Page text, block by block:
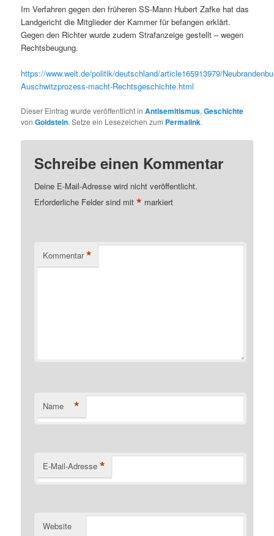
Im Verfahren gegen den früheren SS-Mann Hubert Zafke hat das
Landgericht die Mitglieder der Kammer für befangen erklärt.
Gegen den Richter wurde zudem Strafanzeige gestellt – wegen
Rechtsbeugung.
https://www.welt.de/politik/deutschland/article165913979/
Auschwitzprozess-macht-Rechtsgeschichte.html
Dieser Eintrag wurde veröffentlicht inAntisemitismus,Geschichte
vonGoldstein. Setze ein Lesezeichen zum Permalink.
Schreibe einen Kommentar
Deine E-Mail-Adresse wird nicht veröffentlicht.
Erforderliche Felder sind mit* markiert
Kommentar *
Name *
E-Mail-Adresse *
Website